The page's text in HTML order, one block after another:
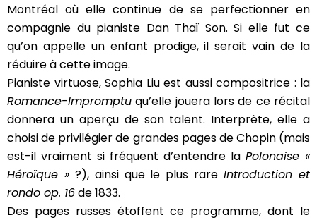
Montréal où elle continue de se perfectionner en
compagnie du pianiste Dan Thaï Son. Si elle fut ce
qu’on appelle un enfant prodige, il serait vain de la
réduire à cette image.
Pianiste virtuose, Sophia Liu est aussi compositrice : la
Romance-Impromptu qu’elle jouera lors de ce récital
donnera un aperçu de son talent. Interprète, elle a
choisi de privilégier de grandes pages de Chopin (mais
est-il vraiment si fréquent d’entendre la Polonaise «
Héroïque »?), ainsi que le plus rareIntroduction et
rondo op. 16de 1833.
Des pages russes étoffent ce programme, dont le